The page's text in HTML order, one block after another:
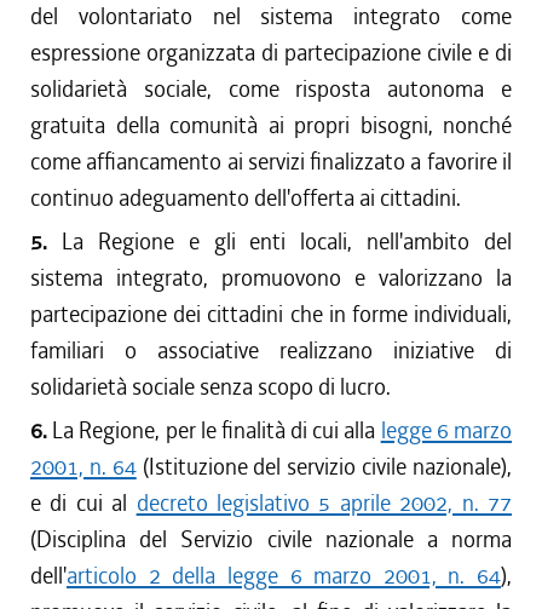
del volontariato nel sistema integrato come
espressione organizzata di partecipazione civile e di
solidarietà sociale, come risposta autonoma e
gratuita della comunità ai propri bisogni, nonché
come affiancamento ai servizi finalizzato a favorire il
continuo adeguamento dell'offerta ai cittadini.
5. La Regione e gli enti locali, nell'ambito del
sistema integrato, promuovono e valorizzano la
partecipazione dei cittadini che in forme individuali,
familiari o associative realizzano iniziative di
solidarietà sociale senza scopo di lucro.
6. La Regione, per le finalità di cui alla legge 6 marzo
2001, n. 64(Istituzione del servizio civile nazionale),
e di cui al decreto legislativo 5 aprile 2002, n. 77
(Disciplina del Servizio civile nazionale a norma
dell'articolo 2 della legge 6 marzo 2001, n. 64),